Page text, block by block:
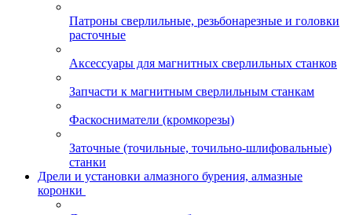
Патроны сверлильные, резьбонарезные и головки
расточные
Аксессуары для магнитных сверлильных станков
Запчасти к магнитным сверлильным станкам
Фаскосниматели (кромкорезы)
Заточные (точильные, точильно-шлифовальные)
станки
Дрели и установки алмазного бурения, алмазные
коронки